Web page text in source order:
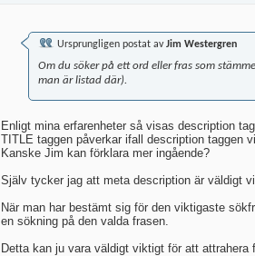
Ursprungligen postat avJim Westergren
Om du söker på ett ord eller fras som
man är listad där).
Enligt mina erfarenheter så visas description
TITLE taggen påverkar ifall description taggen
Kanske Jim kan förklara mer ingående?
Själv tycker jag att meta description är väldigt
När man har bestämt sig för den viktigaste
en sökning på den valda frasen.
Detta kan ju vara väldigt viktigt för att